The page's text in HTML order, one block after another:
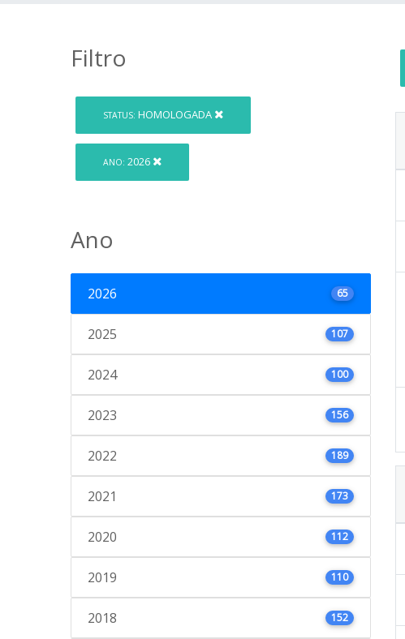
Filtro
STATUS: HOMOLOGADA
ANO: 2026
Ano
2026 65
2025 107
2024 100
2023 156
2022 189
2021 173
2020 112
2019 110
2018 152